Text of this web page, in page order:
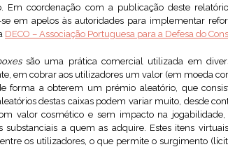
Em coordenação com a publicação deste
em apelos às autoridades para implementar
DECO – Associação Portuguesa para a Defesa do
são uma prática comercial utilizada em
em cobrar aos utilizadores um valor (em moeda
forma a obterem um prémio aleatório, que
destas caixas podem variar muito, desde
valor cosmético e sem impacto na
substanciais a quem as adquire. Estes itens
os utilizadores, o que permite o surgimento